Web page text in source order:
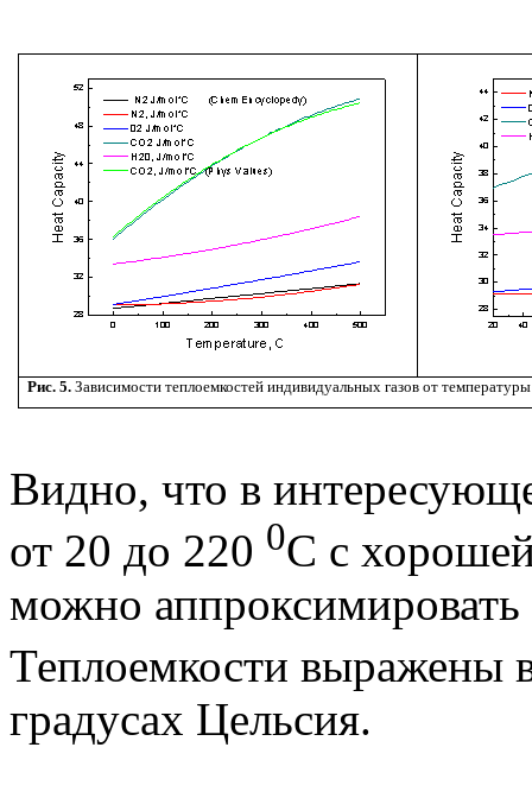
Рис. 5. Зависимости теплоемкостей индивидуальных газов от
Видно, что в
от 20 до 220 0С с
можно
Теплоемкости выражены
градусах Цельсия.